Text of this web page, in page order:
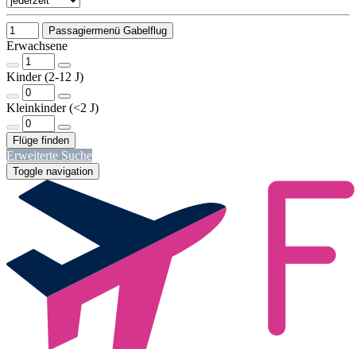
Passagiermenü Gabelflug
Erwachsene
Kinder (2-12 J)
Kleinkinder (<2 J)
Erweiterte Suche
Toggle navigation